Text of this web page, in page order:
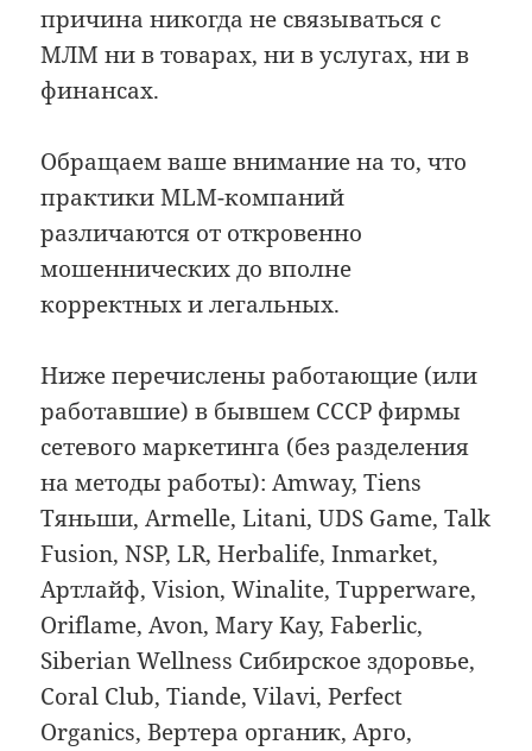
причина никогда не связываться с
МЛМ ни в товарах, ни в услугах, ни в
финансах.
Обращаем ваше внимание на то, что
практики MLM-компаний
различаются от откровенно
мошеннических до вполне
корректных и легальных.
Ниже перечислены работающие (или
работавшие) в бывшем СССР фирмы
сетевого маркетинга (без разделения
на методы работы): Amway, Tiens
Тяньши, Armelle, Litani, UDS Game, Talk
Fusion, NSP, LR, Herbalife, Inmarket,
Артлайф, Vision, Winalite, Тupperware,
Oriflame, Avon, Mary Kay, Faberlic,
Siberian Wellness Сибирское здоровье,
Coral Club, Tiande, Vilavi, Perfect
Organics, Вертера органик, Арго,